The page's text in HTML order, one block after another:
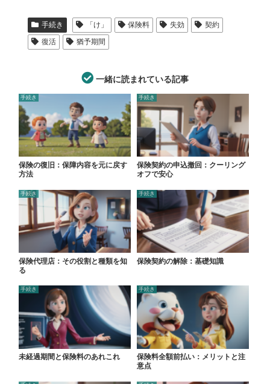
手続き 「け」 保険料 失効
契約
復活
猶予期間
一緒に読まれている記事
手続き
保険の復旧：保障内容を元に戻す
方法
手続き
保険契約の申込撤回：クーリング
オフで安心
手続き
保険代理店：その役割と種類を知
る
手続き
保険契約の解除：基礎知識
手続き
未経過期間と保険料のあれこれ
手続き
保険料全額前払い：メリットと注
意点